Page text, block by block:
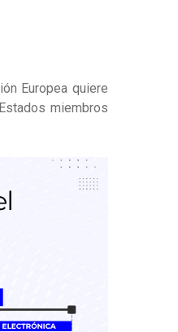
Europea quiere
miembros